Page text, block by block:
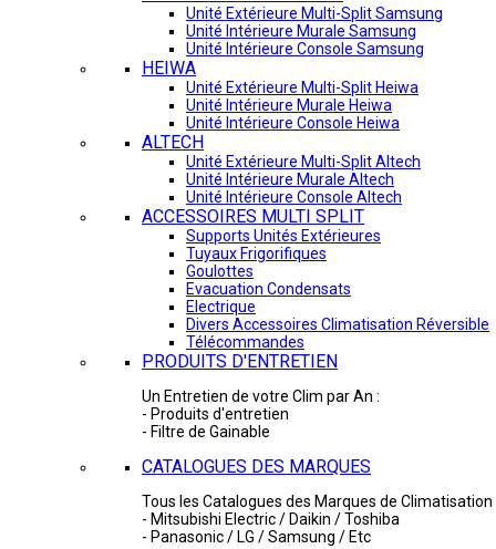
Unité Extérieure Multi-Split Samsung
Unité Intérieure Murale Samsung
Unité Intérieure Console Samsung
HEIWA
Unité Extérieure Multi-Split Heiwa
Unité Intérieure Murale Heiwa
Unité Intérieure Console Heiwa
ALTECH
Unité Extérieure Multi-Split Altech
Unité Intérieure Murale Altech
Unité Intérieure Console Altech
ACCESSOIRES MULTI SPLIT
Supports Unités Extérieures
Tuyaux Frigorifiques
Goulottes
Evacuation Condensats
Electrique
Divers Accessoires Climatisation Réversible
Télécommandes
PRODUITS D'ENTRETIEN
Un Entretien de votre Clim par An :
- Produits d'entretien
- Filtre de Gainable
CATALOGUES DES MARQUES
Tous les Catalogues des Marques de Climatisation
- Mitsubishi Electric / Daikin / Toshiba
- Panasonic / LG / Samsung / Etc